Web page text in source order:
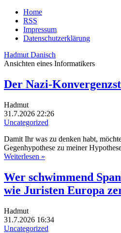
Home
RSS
Impressum
Datenschutzerklärung
Hadmut Danisch
Ansichten eines Informatikers
Der Nazi-
Hadmut
31.7.2026 22:26
Uncategorized
Damit Ihr was zu denken habt,
Gegenhypothese zu meiner
Weiterlesen »
Wer schwimmend
wie Juristen Europa
Hadmut
31.7.2026 16:34
Uncategorized